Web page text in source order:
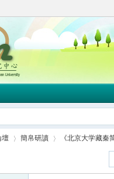
壇 簡帛研讀 《北京大学藏秦